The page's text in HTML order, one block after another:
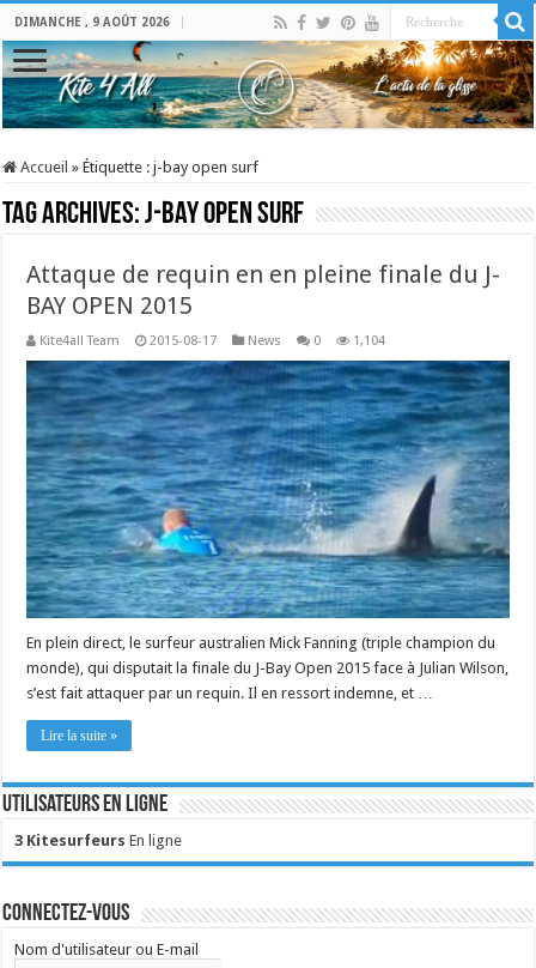
DIMANCHE , 9 AOÛT 2026
Accueil » Étiquette :j-bay open surf
Tag Archives:j-bay open surf
Attaque de requin en en pleine finale du J-
BAY OPEN 2015
Kite4all Team 2015-08-17 News 0 1,104
En plein direct, le surfeur australien Mick Fanning (triple champion du
monde), qui disputait la finale du J-Bay Open 2015 face à Julian Wilson,
s’est fait attaquer par un requin. Il en ressort indemne, et …
Lire la suite »
Utilisateurs en ligne
3 Kitesurfeurs En ligne
Connectez-vous
Nom d'utilisateur ou E-mail